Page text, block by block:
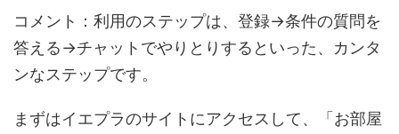
コメント：利用のステップは、登録→条件の質問を
答える→チャットでやりとりするといった、カンタ
ンなステップです。
まずはイエプラのサイトにアクセスして、「お部屋